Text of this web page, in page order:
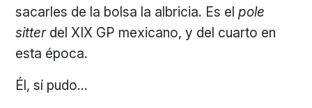
sacarles de la bolsa la albricia. Es elpole
sitterdel XIX GP mexicano, y del cuarto en
esta época.
Él, sí pudo…